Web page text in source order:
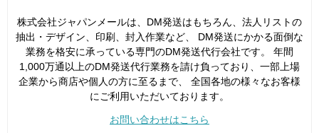
株式会社ジャパンメールは、DM発送はもちろん、法人リストの
抽出・デザイン、印刷、封入作業など、 DM発送にかかる面倒な
業務を格安に承っている専門のDM発送代行会社です。 年間
1,000万通以上のDM発送代行業務を請け負っており、一部上場
企業から商店や個人の方に至るまで、 全国各地の様々なお客様
にご利用いただいております。
お問い合わせはこちら